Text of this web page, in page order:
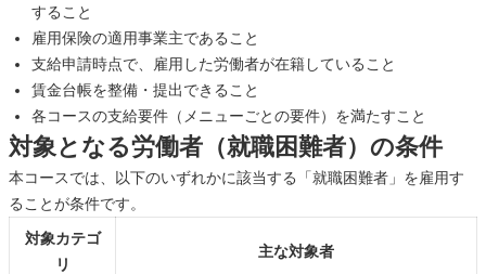
すること
雇用保険の適用事業主であること
支給申請時点で、雇用した労働者が在籍していること
賃金台帳を整備・提出できること
各コースの支給要件（メニューごとの要件）を満たすこと
対象となる労働者（就職困難者）の条件
本コースでは、以下のいずれかに該当する「就職困難者」を雇用す
ることが条件です。
対象カテゴ
リ
主な対象者